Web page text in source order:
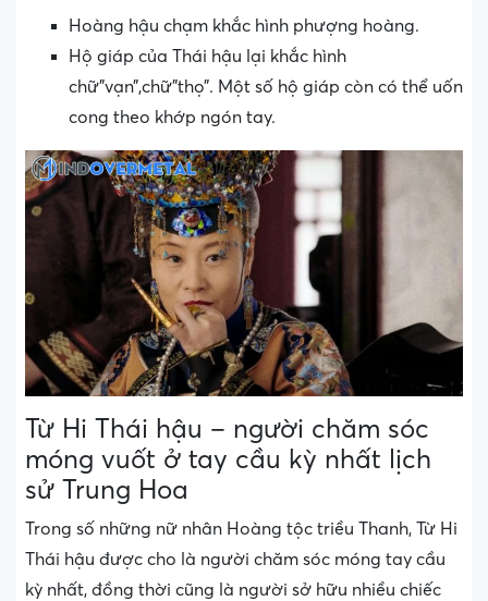
Hoàng hậu chạm khắc hình phượng hoàng.
Hộ giáp của Thái hậu lại khắc hình
chữ”vạn”,chữ”thọ”. Một số hộ giáp còn có thể uốn
cong theo khớp ngón tay.
Từ Hi Thái hậu – người chăm sóc
móng vuốt ở tay cầu kỳ nhất lịch
sử Trung Hoa
Trong số những nữ nhân Hoàng tộc triều Thanh, Từ Hi
Thái hậu được cho là người chăm sóc móng tay cầu
kỳ nhất, đồng thời cũng là người sở hữu nhiều chiếc